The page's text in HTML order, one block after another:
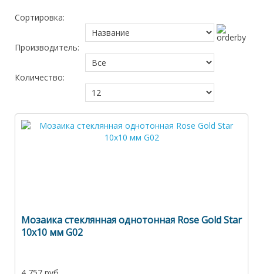
Сортировка:
Производитель:
Количество:
Мозаика стеклянная однотонная Rose Gold Star
10х10 мм G02